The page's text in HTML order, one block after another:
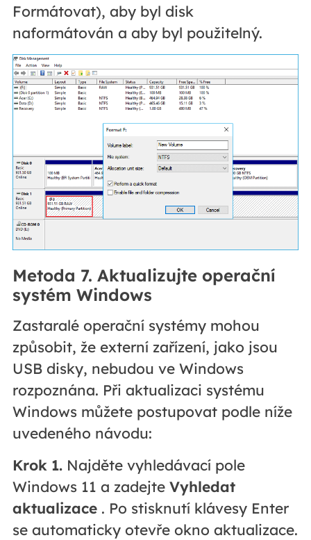
Formátovat), aby byl disk
naformátován a aby byl použitelný.
Metoda 7. Aktualizujte operační
systém Windows
Zastaralé operační systémy mohou
způsobit, že externí zařízení, jako jsou
USB disky, nebudou ve Windows
rozpoznána. Při aktualizaci systému
Windows můžete postupovat podle níže
uvedeného návodu:
Krok 1.Najděte vyhledávací pole
Windows 11 a zadejte Vyhledat
aktualizace. Po stisknutí klávesy Enter
se automaticky otevře okno aktualizace.